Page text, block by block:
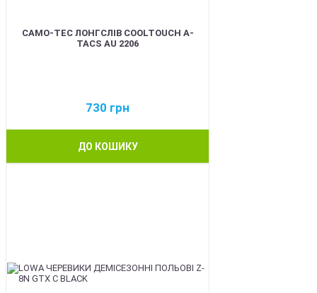
CAMO-TEC ЛОНГСЛІВ COOLTOUCH A-
TACS AU 2206
730 грн
ДО КОШИКУ